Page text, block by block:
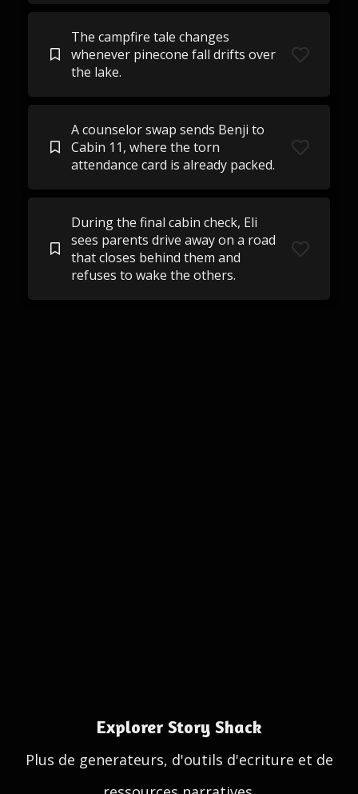
The campfire tale changes
whenever pinecone fall drifts over
the lake.
A counselor swap sends Benji to
Cabin 11, where the torn
attendance card is already packed.
During the final cabin check, Eli
sees parents drive away on a road
that closes behind them and
refuses to wake the others.
Explorer Story Shack
Plus de generateurs, d'outils d'ecriture et de